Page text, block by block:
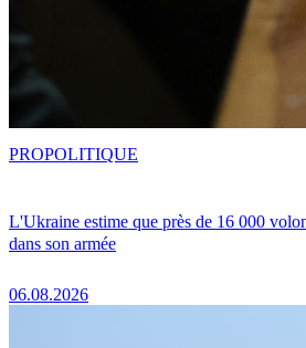
L'Ukraine estime que près de 16 000
dans son armée
06.08.2026
PROPOLITIQUE